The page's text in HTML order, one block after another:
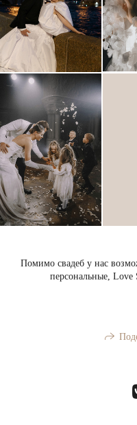
Помимо свадеб у нас
персональные, Love